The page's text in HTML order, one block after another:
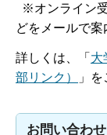
※オンライン
どをメールで案
詳しくは、「 大
部リンク）
」
お問い合わせ